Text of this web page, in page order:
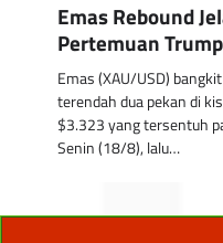
Emas Rebound
Pertemuan
Emas (XAU/USD)
terendah dua pekan di
$3.323 yang tersentuh
Senin (18/8), lalu…